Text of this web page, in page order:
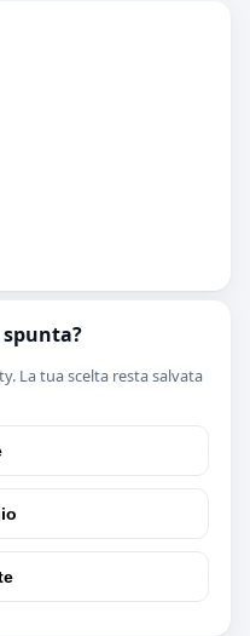
La tua scelta resta salvata